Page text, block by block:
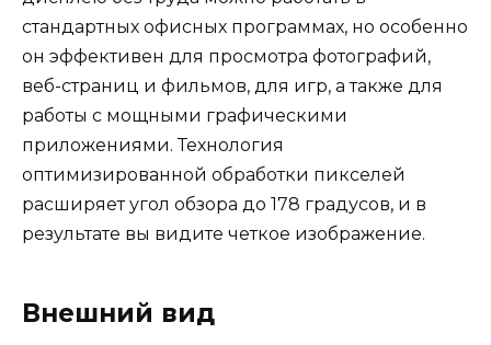
стандартных офисных программах, но особенно
он эффективен для просмотра фотографий,
веб-страниц и фильмов, для игр, а также для
работы с мощными графическими
приложениями. Технология
оптимизированной обработки пикселей
расширяет угол обзора до 178 градусов, и в
результате вы видите четкое изображение.
Внешний вид